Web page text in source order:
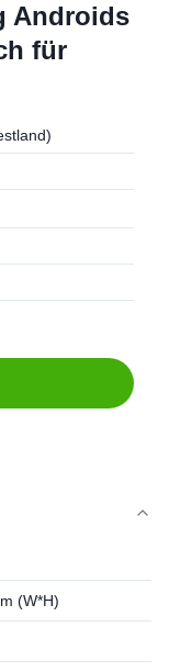
Androids
für
(W*H)